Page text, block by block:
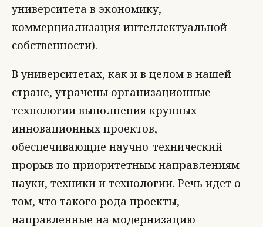
университета в экономику,
коммерциализация интеллектуальной
собственности).
В университетах, как и в целом в нашей
стране, утрачены организационные
технологии выполнения крупных
инновационных проектов,
обеспечивающие научно-технический
прорыв по приоритетным направлениям
науки, техники и технологии. Речь идет о
том, что такого рода проекты,
направленные на модернизацию